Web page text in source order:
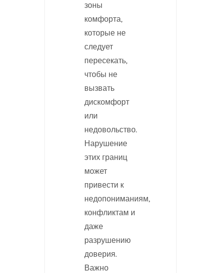
зоны
комфорта,
которые не
следует
пересекать,
чтобы не
вызвать
дискомфорт
или
недовольство.
Нарушение
этих границ
может
привести к
недопониманиям,
конфликтам и
даже
разрушению
доверия.
Важно